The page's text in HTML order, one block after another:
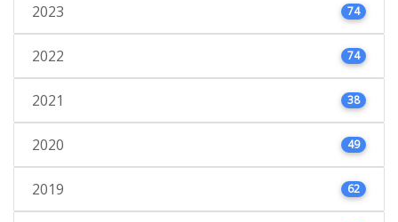
2023 74
2022 74
2021 38
2020 49
2019 62